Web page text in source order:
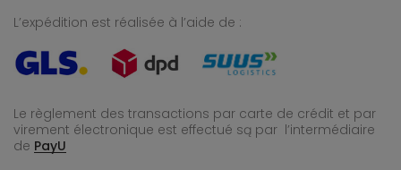
L’expédition est réalisée à l’aide de :
Le règlement des transactions par carte de crédit et par
virement électronique est effectué są par l’intermédiaire
de PayU